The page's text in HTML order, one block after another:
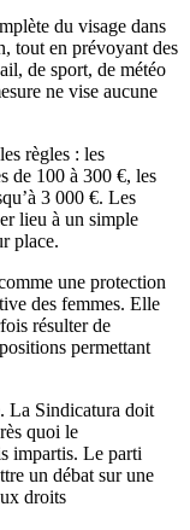
du visage dans
tout en prévoyant des
de sport, de météo
ne vise aucune
règles : les
de 100 à 300 €, les
3 000 €. Les
lieu à un simple
place.
une protection
des femmes. Elle
résulter de
permettant
La Sindicatura doit
quoi le
impartis. Le parti
un débat sur une
droits